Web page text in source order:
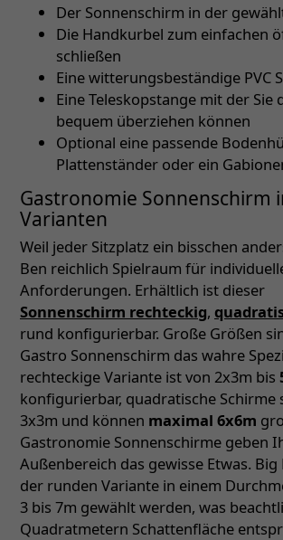
Der Sonnenschirm in der
Die Handkurbel zum einfachen
schließen
Eine witterungsbeständige PVC
Eine Teleskopstange mit der Sie
bequem überziehen können
Optional eine passende
Plattenständer oder ein
Gastronomie Sonnenschirm
Varianten
Weil jeder Sitzplatz ein bisschen
Ben reichlich Spielraum für
Anforderungen. Erhältlich ist dieser
Sonnenschirm rechteckig,
rund konfigurierbar. Große Größen
Gastro Sonnenschirm das wahre
rechteckige Variante ist von 2x3m bis
konfigurierbar, quadratische Schirme
3x3m und können maximal 6x6m
Gastronomie Sonnenschirme geben
Außenbereich das gewisse Etwas. Big
der runden Variante in einem
3 bis 7m gewählt werden, was
Quadratmetern Schattenfläche